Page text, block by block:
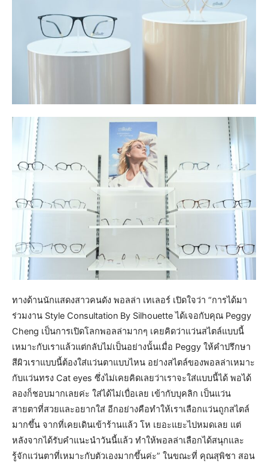
ทางด้านนักแสดงสาวคนดัง พอลล่า เทเลอร์ เปิดใจว่า “การได้มา
ร่วมงาน Style Consultation By Silhouette ได้เจอกับคุณ Peggy
Cheng เป็นการเปิดโลกพอลล่ามากๆ เคยคิดว่าแว่นสไตล์แบบนี้
เหมาะกับเราแล้วแต่กลับไม่เป็นอย่างนั้นเมื่อ Peggy ให้คำปรึกษา
สีผิวเราแบบนี้ต้องใส่แว่นตาแบบไหน อย่างสไตล์ของพอลล่าเหมาะ
กับแว่นทรง Cat eyes ซึ่งไม่เคยคิดเลยว่าเราจะใส่แบบนี้ได้ พอได้
ลองก็ชอบมากเลยค่ะ ใส่ได้ไม่เบื่อเลย เข้ากับบุคลิก เป็นแว่น
สายตาที่สวยและอยากใส่ อีกอย่างคือทำให้เราเลือกแว่นถูกสไตล์
มากขึ้น จากที่เคยเดินเข้าร้านแล้ว โห เยอะแยะไปหมดเลย แต่
หลังจากได้รับคำแนะนำวันนี้แล้ว ทำให้พอลล่าเลือกได้สนุกและ
รู้จักแว่นตาที่เหมาะกับตัวเองมากขึ้นค่ะ” ในขณะที่ คุณสุพิชา สอน